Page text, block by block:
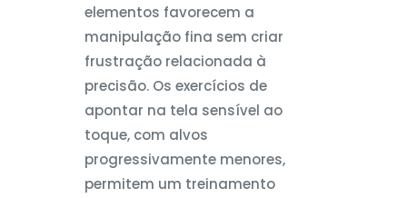
elementos favorecem a
manipulação fina sem criar
frustração relacionada à
precisão. Os exercícios de
apontar na tela sensível ao
toque, com alvos
progressivamente menores,
permitem um treinamento